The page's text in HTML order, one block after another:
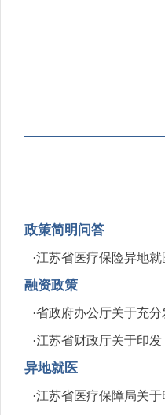
政策简明问答
·江苏省医疗保险异地
融资政策
·省政府办公厅关于充
·江苏省财政厅关于印
异地就医
·江苏省医疗保障局关